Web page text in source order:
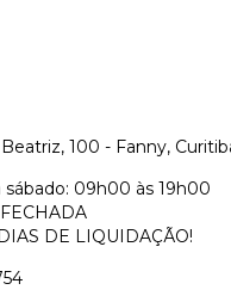
100 - Fanny,
sábado: 09h00 às 19h00
DE LIQUIDAÇÃO!